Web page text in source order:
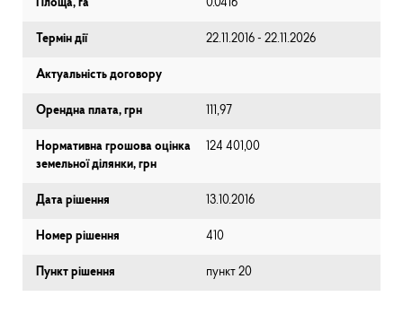
Площа, га 0.0416
Термін дії 22.11.2016 - 22.11.2026
Актуальність договору
Орендна плата, грн 111,97
Нормативна грошова оцінка
земельної ділянки, грн
124 401,00
Дата рішення 13.10.2016
Номер рішення 410
Пункт рішення пункт 20